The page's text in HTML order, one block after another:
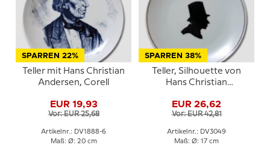
SPARREN 22%
Teller mit Hans Christian
Andersen, Corell
EUR 19,93
Vor: EUR 25,68
Artikelnr.: DV1888-6
Maß: Ø: 20 cm
SPARREN 38%
Teller, Silhouette von
Hans Christian
EUR 26,62
Vor: EUR 42,81
Artikelnr.: DV3049
Maß: Ø: 17 cm